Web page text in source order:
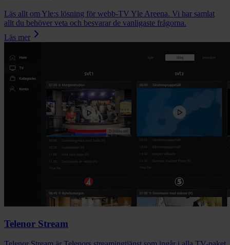
Läs allt om Yle:s lösning för webb-TV Yle Areena. Vi har samlat
allt du behöver veta och besvarar de vanligaste frågorna.
Läs mer
Telenor Stream